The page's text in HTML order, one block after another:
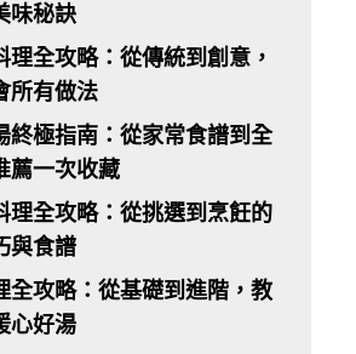
味秘訣
理全攻略：從傳統到創意，
所有做法
終極指南：從家常食譜到全
薦一次收藏
理全攻略：從挑選到烹飪的
與食譜
全攻略：從基礎到進階，教
心好湯